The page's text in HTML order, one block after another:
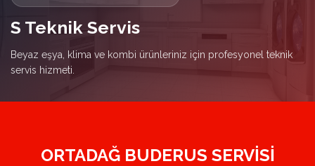
S Teknik Servis
Beyaz eşya, klima ve kombi ürünleriniz için profesyonel teknik
servis hizmeti.
ORTADAĞ BUDERUS SERVISI